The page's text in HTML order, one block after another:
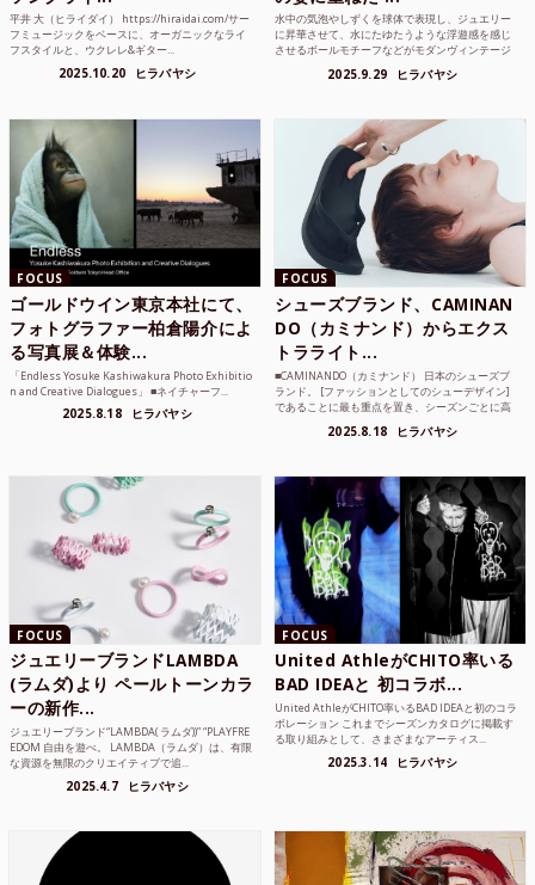
平井 大（ヒライダイ） https://hiraidai.com/サー
フミュージックをベースに、オーガニックなライ
フスタイルと、ウクレレ&ギター...
2025.10.20 ヒラバヤシ
水中の気泡やしずくを球体で表現し、ジュエリー
に昇華させて、水にたゆたうような浮遊感を感じ
させるボールモチーフなどがモダンヴィンテージ
2025.9.29 ヒラバヤシ
FOCUS
ゴールドウイン東京本社にて、
フォトグラファー柏倉陽介によ
る写真展＆体験...
「Endless Yosuke Kashiwakura Photo Exhibitio
n and Creative Dialogues」 ■ネイチャーフ...
2025.8.18 ヒラバヤシ
FOCUS
シューズブランド、CAMINAN
DO（カミナンド）からエクス
トラライト...
■CAMINANDO（カミナンド） 日本のシューズブ
ランド。 [ファッションとしてのシューデザイン]
であることに最も重点を置き、シーズンごとに高
2025.8.18 ヒラバヤシ
FOCUS
ジュエリーブランドLAMBDA
(ラムダ)より ペールトーンカラ
ーの新作...
ジュエリーブランド“LAMBDA( ラムダ))” “PLAYFRE
EDOM 自由を遊べ。 LAMBDA（ラムダ）は、有限
な資源を無限のクリエイティブで追...
2025.4.7 ヒラバヤシ
FOCUS
United AthleがCHITO率いる
BAD IDEAと 初コラボ...
United AthleがCHITO率いるBAD IDEAと初のコラ
ボレーション これまでシーズンカタログに掲載す
る取り組みとして、さまざまなアーティス...
2025.3.14 ヒラバヤシ